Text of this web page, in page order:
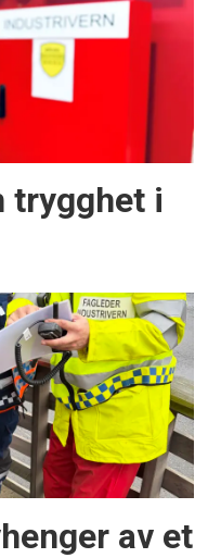
trygghet i
av et